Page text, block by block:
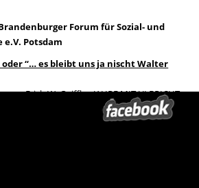
Forum für Sozial- und
Potsdam
oder “… es bleibt uns ja nischt Walter
Erich W. Gniffke: JAHRE MIT ULBRICHT